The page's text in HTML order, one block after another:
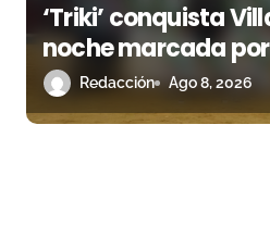
‘Triki’ conquista
noche marcada
Monteviejo
Redacción Ago 8, 2026